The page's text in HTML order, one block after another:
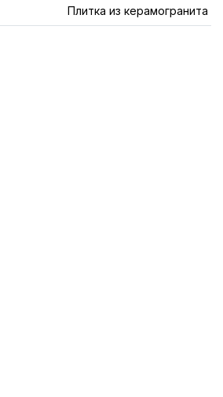
Плитка из керамогранита